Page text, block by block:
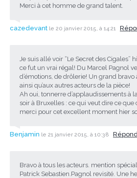
Merci à cet homme de grand talent.
cazedevant le 20 janvier 2015, à 14:21
Je suis allé voir “Le Secret des Cigales”
ce fut un vrai régal! Du Marcel Pagnol
d’émotions, de drôlerie! Un grand bravo
ainsi qu’aux autres acteurs de la pièce!
Ah oui, tonnerre d’applaudissements à
soir à Bruxelles : ce qui veut dire ce que
merci pour cet excellent moment hier
Benjamin le 21 janvier 2015, à 10:38
Bravo à tous les acteurs. mention
Patrick Sebastien.Pagnol revisité. Une